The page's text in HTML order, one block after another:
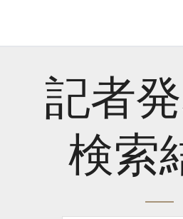
記者
検索